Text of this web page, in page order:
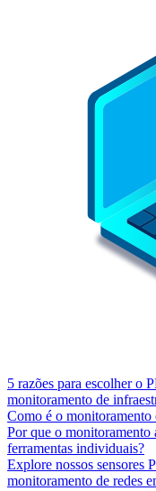
5 razões para escolher o
monitoramento de
Como é o
Por que o
ferramentas individuais?
Explore nossos sensores
monitoramento de redes